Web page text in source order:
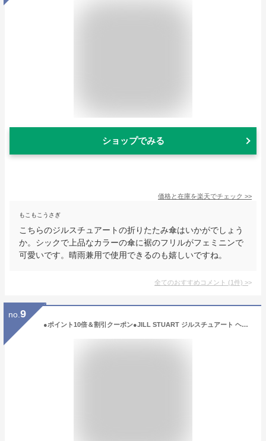
ショップでみる
価格と在庫を楽天でチェック >>
もこもこうさぎ
こちらのジルスチュアートの折りたたみ傘はいかがでしょう
か。シックで上品なカラーの傘に裾のフリルがフェミニンで
可愛いです。晴雨兼用で使用できるのも嬉しいですね。
全てのおすすめコメント (1件) >
no. 9
●ポイント10倍＆割引クーポン●JILL STUART ジルスチュアート ヘアマスク ホワイトフローラル 194g【宅配便送料無料】 ギフト 誕生日 プレゼント 15時までの決済確認で即日発送！